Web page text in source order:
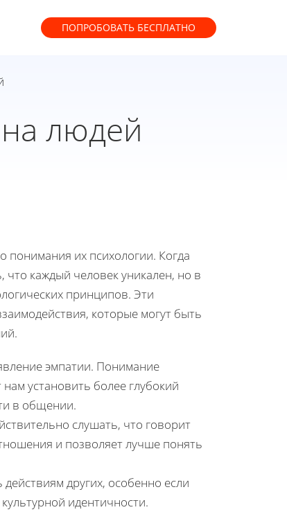
ПОПРОБОВАТЬ БЕСПЛАТНО
людей
понимания их психологии. Когда
каждый человек уникален, но в
принципов. Эти
которые могут быть
эмпатии. Понимание
установить более глубокий
в общении.
слушать, что говорит
и позволяет лучше понять
других, особенно если
идентичности.